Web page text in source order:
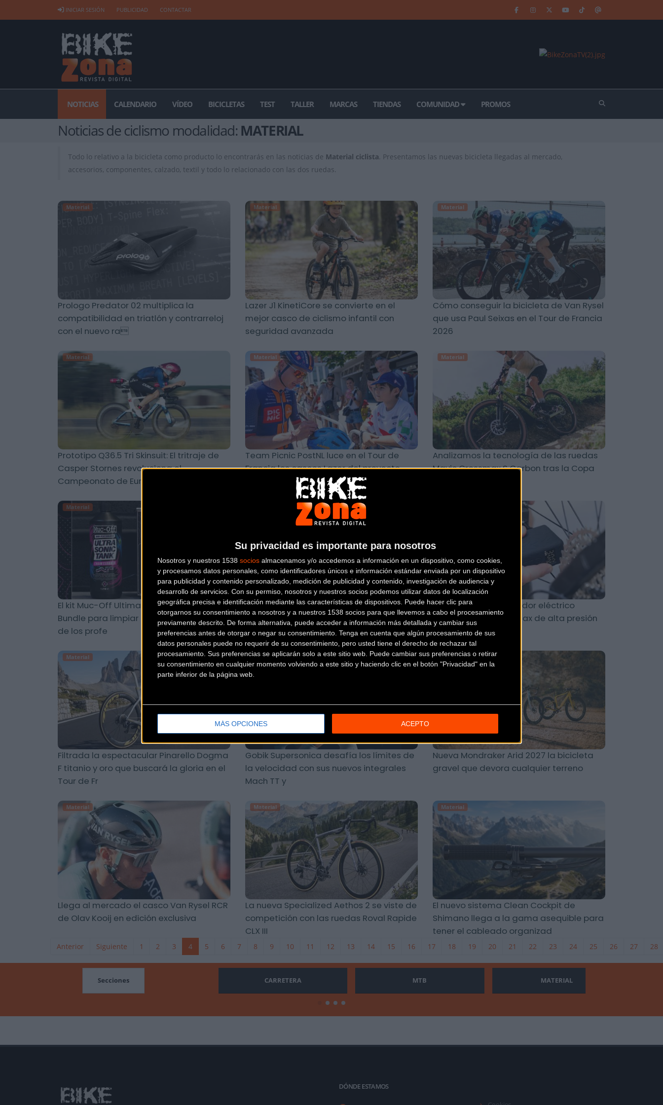
Su privacidad es importante para nosotros
Nosotros y nuestros 1538 socios almacenamos y/o accedemos a información en un dispositivo, como cookies,
y procesamos datos personales, como identificadores únicos e información estándar enviada por un dispositivo
para publicidad y contenido personalizado, medición de publicidad y contenido, investigación de audiencia y
desarrollo de servicios. Con su permiso, nosotros y nuestros socios podemos utilizar datos de localización
geográfica precisa e identificación mediante las características de dispositivos. Puede hacer clic para
otorgarnos su consentimiento a nosotros y a nuestros 1538 socios para que llevemos a cabo el procesamiento
previamente descrito. De forma alternativa, puede acceder a información más detallada y cambiar sus
preferencias antes de otorgar o negar su consentimiento. Tenga en cuenta que algún procesamiento de sus
datos personales puede no requerir de su consentimiento, pero usted tiene el derecho de rechazar tal
procesamiento. Sus preferencias se aplicarán solo a este sitio web. Puede cambiar sus preferencias o retirar
su consentimiento en cualquier momento volviendo a este sitio y haciendo clic en el botón "Privacidad" en la
parte inferior de la página web.
MÁS OPCIONES ACEPTO
INICIAR SESIÓN PUBLICIDAD CONTACTAR
NOTICIAS CALENDARIO VÍDEO BICICLETAS TEST TALLER MARCAS TIENDAS COMUNIDAD PROMOS
Noticias de ciclismo modalidad: MATERIAL
Todo lo relativo a la bicicleta como producto lo encontrarás en las noticias de Material ciclista. Presentamos las nuevas bicicleta llegadas al mercado,
accesorios, componentes, calzado, textil y todo lo relacionado con las dos ruedas.
Material
Prologo Predator 02 multiplica la
compatibilidad en triatlón y contrarreloj
con el nuevo ra
Material
Lazer J1 KinetiCore se convierte en el
mejor casco de ciclismo infantil con
seguridad avanzada
Material
Cómo conseguir la bicicleta de Van Rysel
que usa Paul Seixas en el Tour de Francia
2026
Material
Prototipo Q36.5 Tri Skinsuit: El tritraje de
Casper Stornes revoluciona el
Campeonato de Europa IRON
Material
Team Picnic PostNL luce en el Tour de
Francia los cascos Lazer del proyecto
social Bike Bus Accelera
Material
Analizamos la tecnología de las ruedas
Mavic Crossmax S Carbon tras la Copa
Material
El kit Muc-Off Ultimate Chain Cleaning
Bundle para limpiar tu transmisión al nivel
de los profe
La nueva 3T Extrema Italia rinde
homenaje al bikepacking y la aventura en
los Apeninos de la AUGH 20
Muc-Off lanza el inflador eléctrico
portátil AirMach Pro Max de alta presión
Material
Filtrada la espectacular Pinarello Dogma
F titanio y oro que buscará la gloria en el
Tour de Fr
Material
Gobik Supersonica desafía los límites de
la velocidad con sus nuevos integrales
Mach TT y
Material
Nueva Mondraker Arid 2027 la bicicleta
gravel que devora cualquier terreno
Material
Llega al mercado el casco Van Rysel RCR
de Olav Kooij en edición exclusiva
Material
La nueva Specialized Aethos 2 se viste de
competición con las ruedas Roval Rapide
CLX III
Material
El nuevo sistema Clean Cockpit de
Shimano llega a la gama asequible para
tener el cableado organizad
Anterior Siguiente 1 2 3 4 5 6 7 8 9 10 11 12 13 14 15 16 17 18 19 20 21 22 23 24 25 26 27 28
Secciones CARRETERA MTB MATERIAL
DÓNDE ESTAMOS